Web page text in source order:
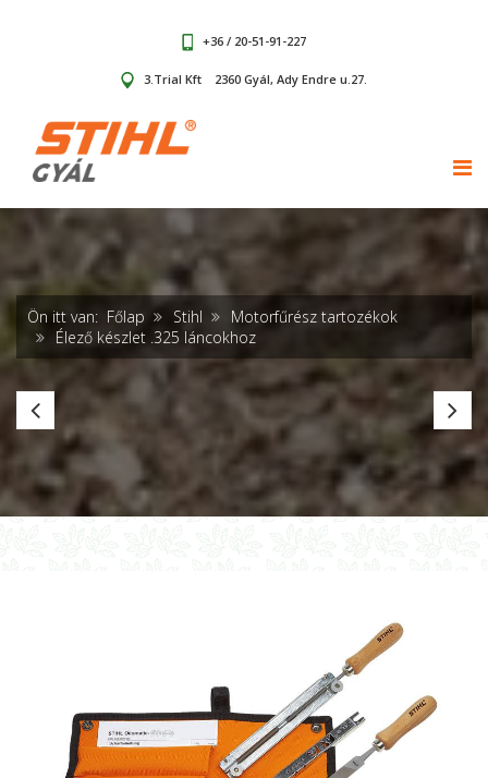
+36 / 20-51-91-227
3.Trial Kft 2360 Gyál, Ady Endre u.27.
Ön itt van: Főlap Stihl
Motorfűrész tartozékok
Élező készlet .325 láncokhoz
Élező
készlet
1/4"
és